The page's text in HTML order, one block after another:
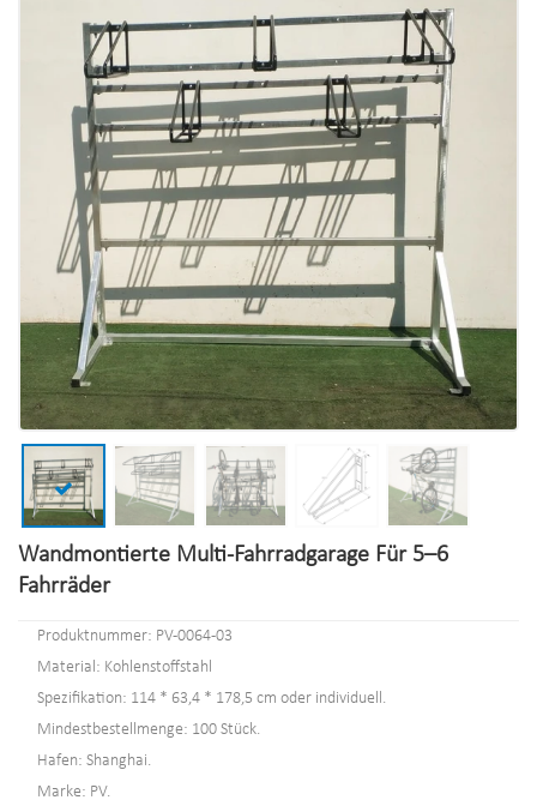
Wandmontierte Multi-Fahrradgarage Für 5–6
Fahrräder
Produktnummer: PV-0064-03
Material: Kohlenstoffstahl
Spezifikation: 114 * 63,4 * 178,5 cm oder individuell.
Mindestbestellmenge: 100 Stück.
Hafen: Shanghai.
Marke: PV.